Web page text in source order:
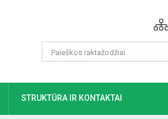
STRUKTŪRA IR KONTAKTAI